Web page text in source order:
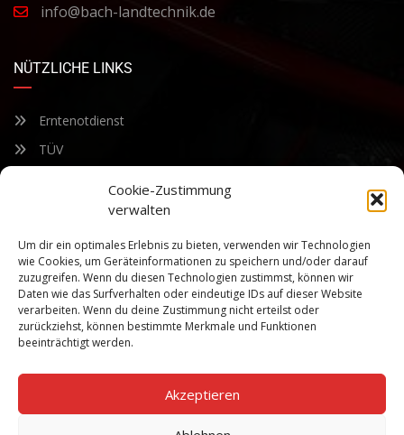
Cookie-Zustimmung
verwalten
Um dir ein optimales Erlebnis zu bieten, verwenden wir Technologien
wie Cookies, um Geräteinformationen zu speichern und/oder darauf
zuzugreifen. Wenn du diesen Technologien zustimmst, können wir
Daten wie das Surfverhalten oder eindeutige IDs auf dieser Website
verarbeiten. Wenn du deine Zustimmung nicht erteilst oder
zurückziehst, können bestimmte Merkmale und Funktionen
beeinträchtigt werden.
Akzeptieren
info@bach-landtechnik.de
NÜTZLICHE LINKS
Erntenotdienst
TÜV
Bleiben Sie auf dem Laufenden über unsere sich ständig
weiterentwickelnden Produkteigenschaften und Technologien.
Geben Sie Ihre E-Mail-Adresse ein und abonnieren Sie unseren
Newsletter.